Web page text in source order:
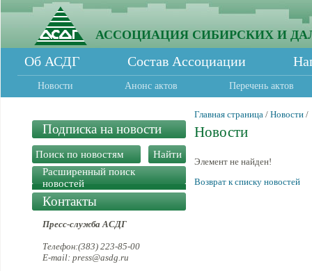
АССОЦИАЦИЯ СИБИРСКИХ И
Об АСДГ Состав Ассоциации
Новости Анонс актов Перечень актов
Подписка на новости
Расширенный поиск
новостей
Контакты
Пресс-служба АСДГ
Телефон:(383) 223-85-00
E-mail: press@asdg.ru
Главная страница / Новости /
Новости
Элемент не найден!
Возврат к списку новостей